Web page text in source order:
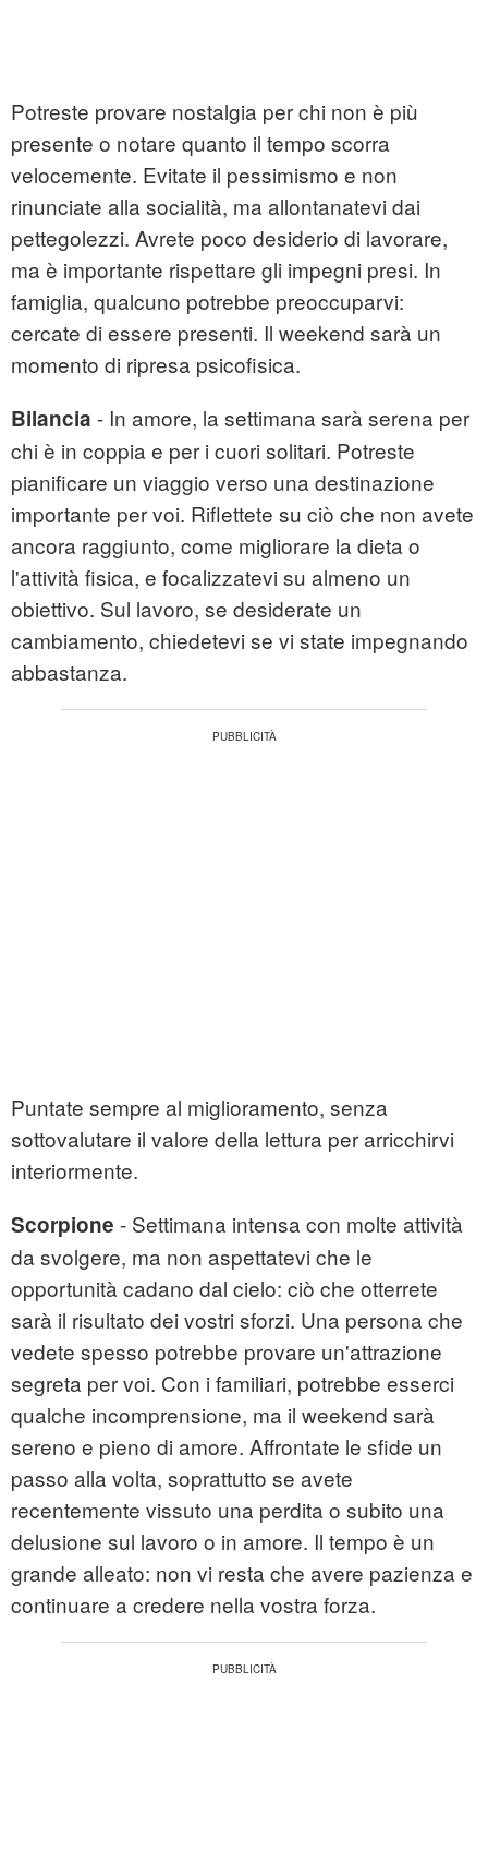
Potreste provare nostalgia per chi non è più
presente o notare quanto il tempo scorra
velocemente. Evitate il pessimismo e non
rinunciate alla socialità, ma allontanatevi dai
pettegolezzi. Avrete poco desiderio di lavorare,
ma è importante rispettare gli impegni presi. In
famiglia, qualcuno potrebbe preoccuparvi:
cercate di essere presenti. Il weekend sarà un
momento di ripresa psicofisica.
Bilancia - In amore, la settimana sarà serena per
chi è in coppia e per i cuori solitari. Potreste
pianificare un viaggio verso una destinazione
importante per voi. Riflettete su ciò che non avete
ancora raggiunto, come migliorare la dieta o
l'attività fisica, e focalizzatevi su almeno un
obiettivo. Sul lavoro, se desiderate un
cambiamento, chiedetevi se vi state impegnando
abbastanza.
Puntate sempre al miglioramento, senza
sottovalutare il valore della lettura per arricchirvi
interiormente.
Scorpione - Settimana intensa con molte attività
da svolgere, ma non aspettatevi che le
opportunità cadano dal cielo: ciò che otterrete
sarà il risultato dei vostri sforzi. Una persona che
vedete spesso potrebbe provare un'attrazione
segreta per voi. Con i familiari, potrebbe esserci
qualche incomprensione, ma il weekend sarà
sereno e pieno di amore. Affrontate le sfide un
passo alla volta, soprattutto se avete
recentemente vissuto una perdita o subito una
delusione sul lavoro o in amore. Il tempo è un
grande alleato: non vi resta che avere pazienza e
continuare a credere nella vostra forza.